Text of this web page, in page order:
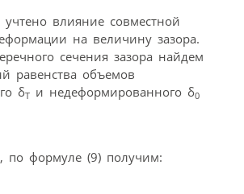
влияние совместной
на величину зазора.
сечения зазора найдем
равенства объемов
δТ и недеформированного δ0
по формуле (9) получим: